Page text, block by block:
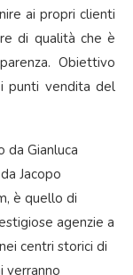
ai propri clienti
di qualità che è
Obiettivo
punti vendita del
da Gianluca
Jacopo
è quello di
agenzie a
centri storici di
verranno